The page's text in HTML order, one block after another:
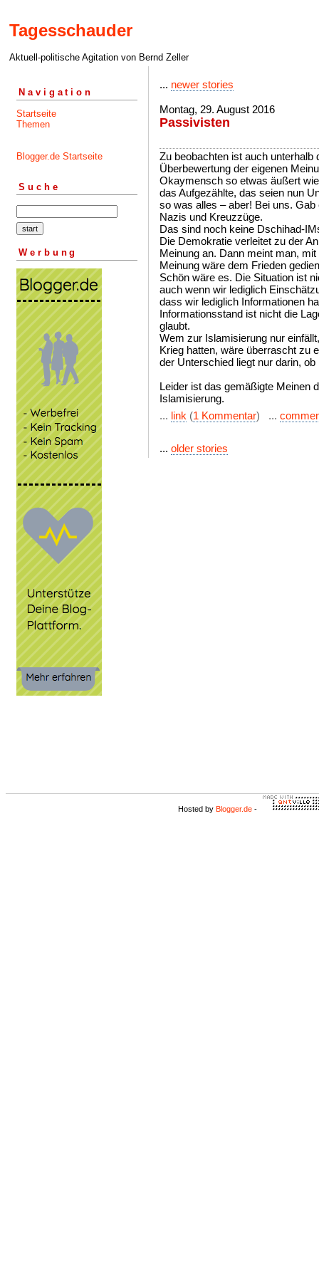
Tagesschauder
Aktuell-politische Agitation von Bernd Zeller
Navigation
Startseite
Themen
Blogger.de Startseite
Suche
Werbung
... newer stories
Montag, 29. August 2016
Passivisten
Zu beobachten ist auch
Überbewertung der eigenen
Okaymensch so etwas äußert
das Aufgezählte, das seien nun
so was alles – aber! Bei uns.
Nazis und Kreuzzüge.
Das sind noch keine Dschihad-
Die Demokratie verleitet zu der
Meinung an. Dann meint man,
Meinung wäre dem Frieden
Schön wäre es. Die Situation ist
auch wenn wir lediglich
dass wir lediglich Informationen
Informationsstand ist nicht die
glaubt.
Wem zur Islamisierung nur
Krieg hatten, wäre überrascht zu
der Unterschied liegt nur darin,
Leider ist das gemäßigte Meinen
Islamisierung.
... link (1 Kommentar) ...
... older stories
Hosted by Blogger.de -